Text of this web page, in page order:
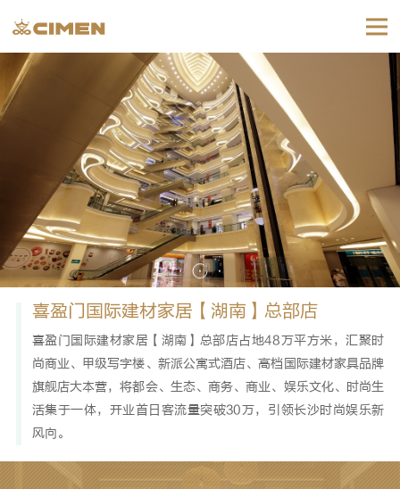
喜盈门国际建材家居【湖南】总部店
喜盈门国际建材家居【湖南】总部店占地48万平方米，汇聚时
尚商业、甲级写字楼、新派公寓式酒店、高档国际建材家具品牌
旗舰店大本营，将都会、生态、商务、商业、娱乐文化、时尚生
活集于一体，开业首日客流量突破30万，引领长沙时尚娱乐新
风向。